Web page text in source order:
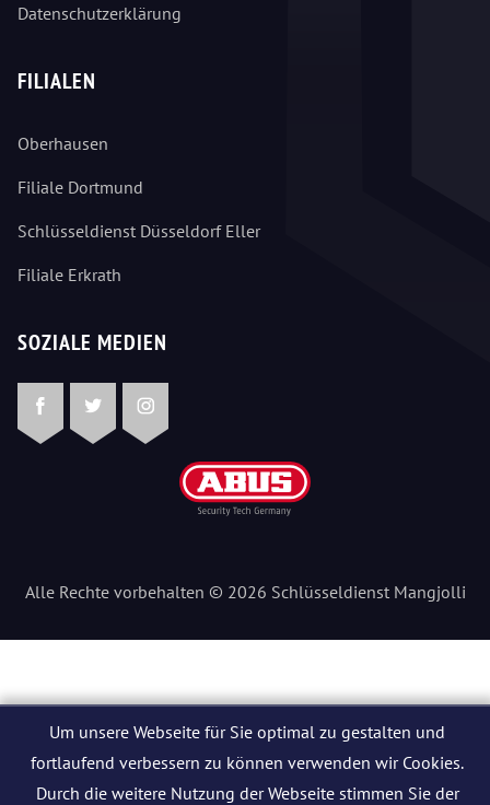
Datenschutzerklärung
FILIALEN
Oberhausen
Filiale Dortmund
Schlüsseldienst Düsseldorf Eller
Filiale Erkrath
SOZIALE MEDIEN
FacebookTwitterInstagram
Alle Rechte vorbehalten © 2026 Schlüsseldienst Mangjolli
Um unsere Webseite für Sie optimal zu gestalten und
fortlaufend verbessern zu können verwenden wir Cookies.
Durch die weitere Nutzung der Webseite stimmen Sie der